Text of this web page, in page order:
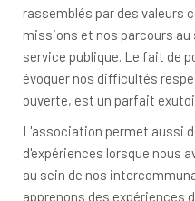
rassemblés par des valeurs
missions et nos parcours
service publique. Le fait de
évoquer nos difficultés
ouverte, est un parfait
L'association permet aussi
d'expériences lorsque nous
au sein de nos
apprenons des expériences